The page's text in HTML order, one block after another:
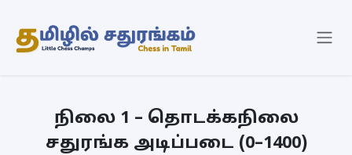
நிலை 1 – தொடக்கநிலை
சதுரங்க அடிப்படை (0–1400)